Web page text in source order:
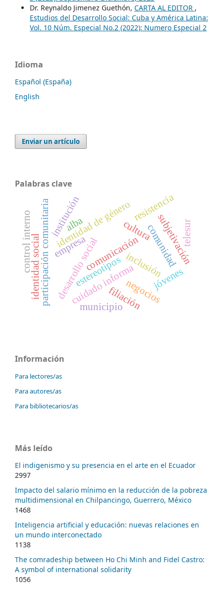
Dr. Reynaldo Jimenez Guethón, CARTA AL EDITOR ,
Estudios del Desarrollo Social: Cuba y América Latina:
Vol. 10 Núm. Especial No.2 (2022): Numero Especial 2
Idioma
Español (España)
English
Enviar un artículo
Palabras clave
identidad de género
comunicación
estereotipos
cultura
inclusión
participación comunitaria jóvenes
desarrollo social comunidad
resistencia
institución subjetivación
cuidado informa
identidad social negocios
empresa
alba telesur
filiación
control interno
municipio
Información
Para lectores/as
Para autores/as
Para bibliotecarios/as
Más leído
El indigenismo y su presencia en el arte en el Ecuador
2997
Impacto del salario mínimo en la reducción de la pobreza
multidimensional en Chilpancingo, Guerrero, México
1468
Inteligencia artificial y educación: nuevas relaciones en
un mundo interconectado
1138
The comradeship between Ho Chi Minh and Fidel Castro:
A symbol of international solidarity
1056